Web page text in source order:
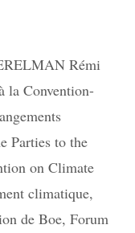
Rémi
la Convention-
Parties to the
on Climate
climatique,
de Boe, Forum